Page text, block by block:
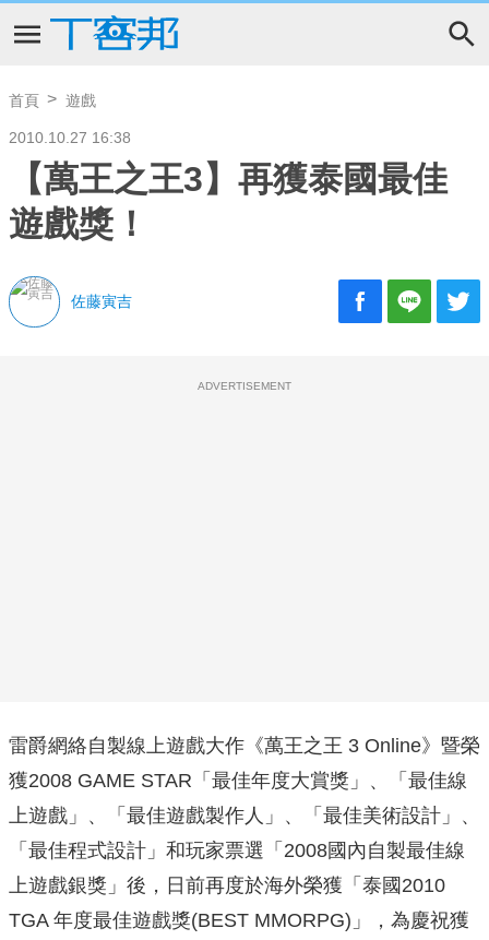
首頁 遊戲
2010.10.27 16:38
【萬王之王3】再獲泰國最佳
遊戲獎！
佐藤寅吉
ADVERTISEMENT
雷爵網絡自製線上遊戲大作《萬王之王 3 Online》暨榮
獲2008 GAME STAR「最佳年度大賞獎」、「最佳線
上遊戲」、「最佳遊戲製作人」、「最佳美術設計」、
「最佳程式設計」和玩家票選「2008國內自製最佳線
上遊戲銀獎」後，日前再度於海外榮獲「泰國2010
TGA 年度最佳遊戲獎(BEST MMORPG)」，為慶祝獲